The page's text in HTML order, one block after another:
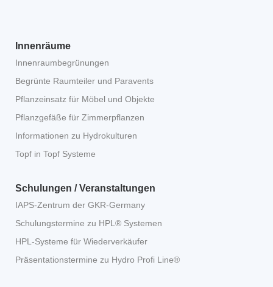
Innenräume
Innenraumbegrünungen
Begrünte Raumteiler und Paravents
Pflanzeinsatz für Möbel und Objekte
Pflanzgefäße für Zimmerpflanzen
Informationen zu Hydrokulturen
Topf in Topf Systeme
Schulungen / Veranstaltungen
IAPS-Zentrum der GKR-Germany
Schulungstermine zu HPL® Systemen
HPL-Systeme für Wiederverkäufer
Präsentationstermine zu Hydro Profi Line®